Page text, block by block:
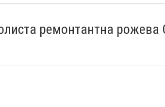
ремонтантна рожева